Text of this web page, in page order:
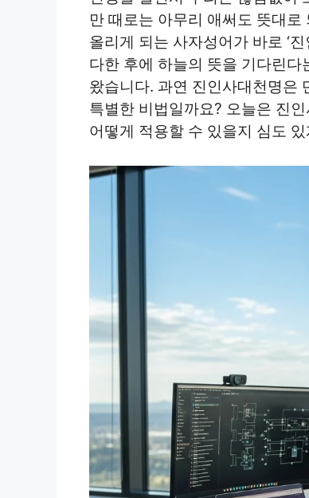
만 때로는 아무리 애써도 뜻대
올리게 되는 사자성어가 바로 ‘
다한 후에 하늘의 뜻을 기다린
왔습니다. 과연 진인사대천명은
특별한 비법일까요? 오늘은 진
어떻게 적용할 수 있을지 심도